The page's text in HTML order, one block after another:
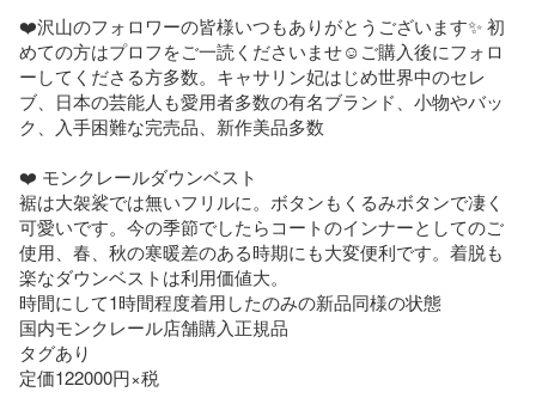
❤️沢山のフォロワーの皆様いつもありがとうございます✨ 初
めての方はプロフをご一読くださいませ☺︎ご購入後にフォロ
ーしてくださる方多数。キャサリン妃はじめ世界中のセレ
ブ、日本の芸能人も愛用者多数の有名ブランド、小物やバッ
ク、入手困難な完売品、新作美品多数
❤️ モンクレールダウンベスト
裾は大袈裟では無いフリルに。ボタンもくるみボタンで凄く
可愛いです。今の季節でしたらコートのインナーとしてのご
使用、春、秋の寒暖差のある時期にも大変便利です。着脱も
楽なダウンベストは利用価値大。
時間にして1時間程度着用したのみの新品同様の状態
国内モンクレール店舗購入正規品
タグあり
定価122000円×税